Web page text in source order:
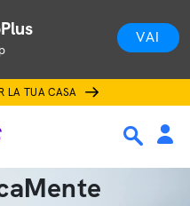
VAI
LA TUA CASA